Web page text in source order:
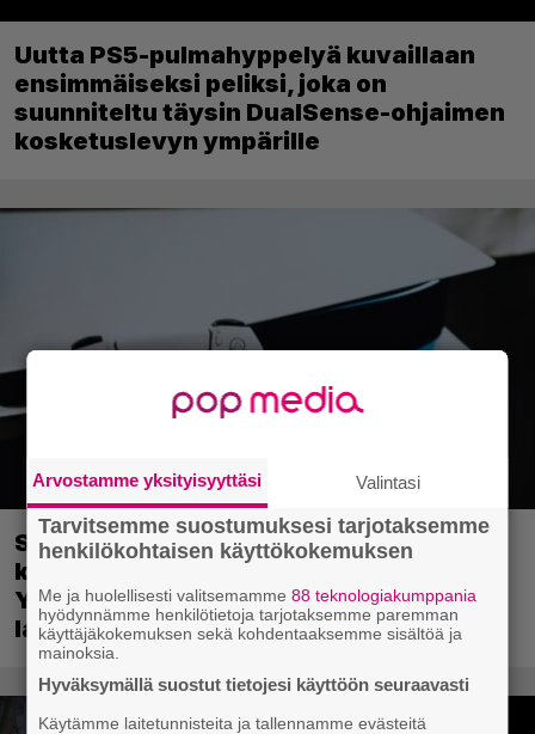
Uutta PS5-pulmahyppelyä kuvaillaan
ensimmäiseksi peliksi, joka on
suunniteltu täysin DualSense-ohjaimen
kosketuslevyn ympärille
Sony on keskustellut jälleenmyyjien
kanssa levyttömyyteen siirtymisestä –
Yhdysvalloissa pelejä myydään
latauskoodin sisältävissä koteloissa
Arvostamme yksityisyyttäsi Valintasi
Tarvitsemme suostumuksesi tarjotaksemme
henkilökohtaisen käyttökokemuksen
Me ja huolellisesti valitsemamme88 teknologiakumppania
hyödynnämme henkilötietoja tarjotaksemme paremman
käyttäjäkokemuksen sekä kohdentaaksemme sisältöä ja
mainoksia.
Hyväksymällä suostut tietojesi käyttöön seuraavasti
Käytämme laitetunnisteita ja tallennamme evästeitä